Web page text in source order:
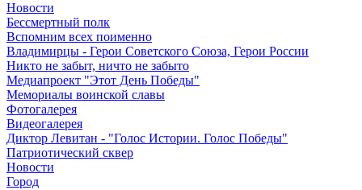
Новости
Бессмертный полк
Вспомним всех поименно
Владимирцы - Герои Советского Союза, Герои России
Никто не забыт, ничто не забыто
Медиапроект "Этот День Победы"
Мемориалы воинской славы
Фотогалерея
Видеогалерея
Диктор Левитан - "Голос Истории. Голос Победы"
Патриотический сквер
Новости
Город